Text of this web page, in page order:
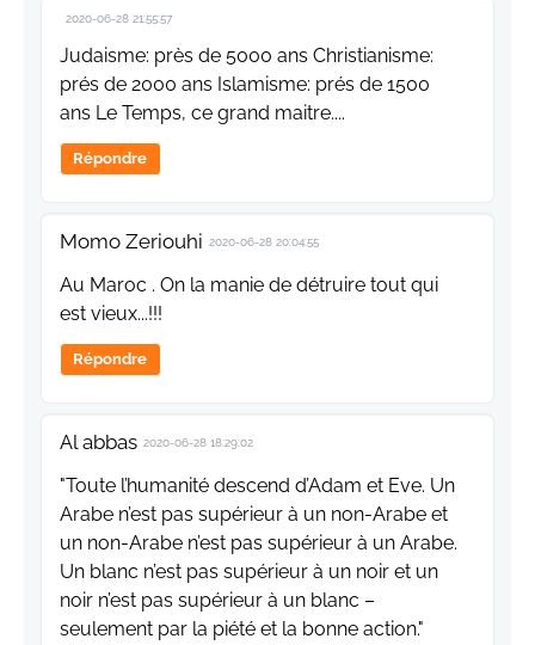
2020-06-28 21:55:57
Judaisme: près de 5000 ans Christianisme:
prés de 2000 ans Islamisme: prés de 1500
ans Le Temps, ce grand maitre....
Répondre
Momo Zeriouhi 2020-06-28 20:04:55
Au Maroc . On la manie de détruire tout qui
est vieux...!!!
Répondre
Al abbas 2020-06-28 18:29:02
"Toute l’humanité descend d’Adam et Eve. Un
Arabe n’est pas supérieur à un non-Arabe et
un non-Arabe n’est pas supérieur à un Arabe.
Un blanc n’est pas supérieur à un noir et un
noir n’est pas supérieur à un blanc –
seulement par la piété et la bonne action."